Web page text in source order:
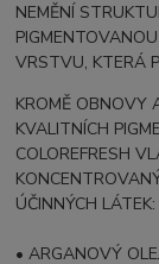
NEMĚNÍ
PIGMENTOVANOU
VRSTVU, KTERÁ
KROMĚ OBNOVY
KVALITNÍCH
COLOREFRESH
ÚČINNÝCH LÁTEK:
• ARGANOVÝ